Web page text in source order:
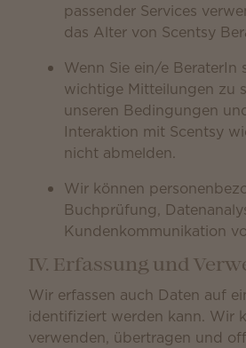
passender Services
das Alter von Scentsy
Wenn Sie ein/e
wichtige Mitteilungen zu
unseren Bedingungen
Interaktion mit Scentsy
nicht abmelden.
Wir können
Buchprüfung,
Kundenkommunikation
IV. Erfassung und
Wir erfassen auch Daten auf
identifiziert werden kann. Wir
verwenden, übertragen und